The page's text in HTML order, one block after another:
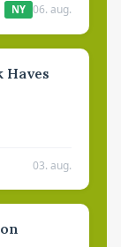
NY 06. aug.
03. aug.